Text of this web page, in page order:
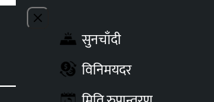
Close menu
सुनचाँदी
विनिमयदर